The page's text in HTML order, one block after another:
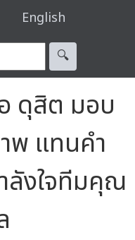
English
🔍︎
ดุสิต มอบ
พ แทนคำ
ลังใจทีมคุณ